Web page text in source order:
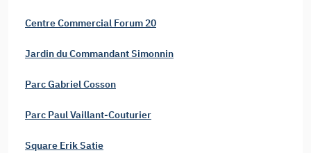
Centre Commercial Forum 20
Jardin du Commandant Simonnin
Parc Gabriel Cosson
Parc Paul Vaillant-Couturier
Square Erik Satie